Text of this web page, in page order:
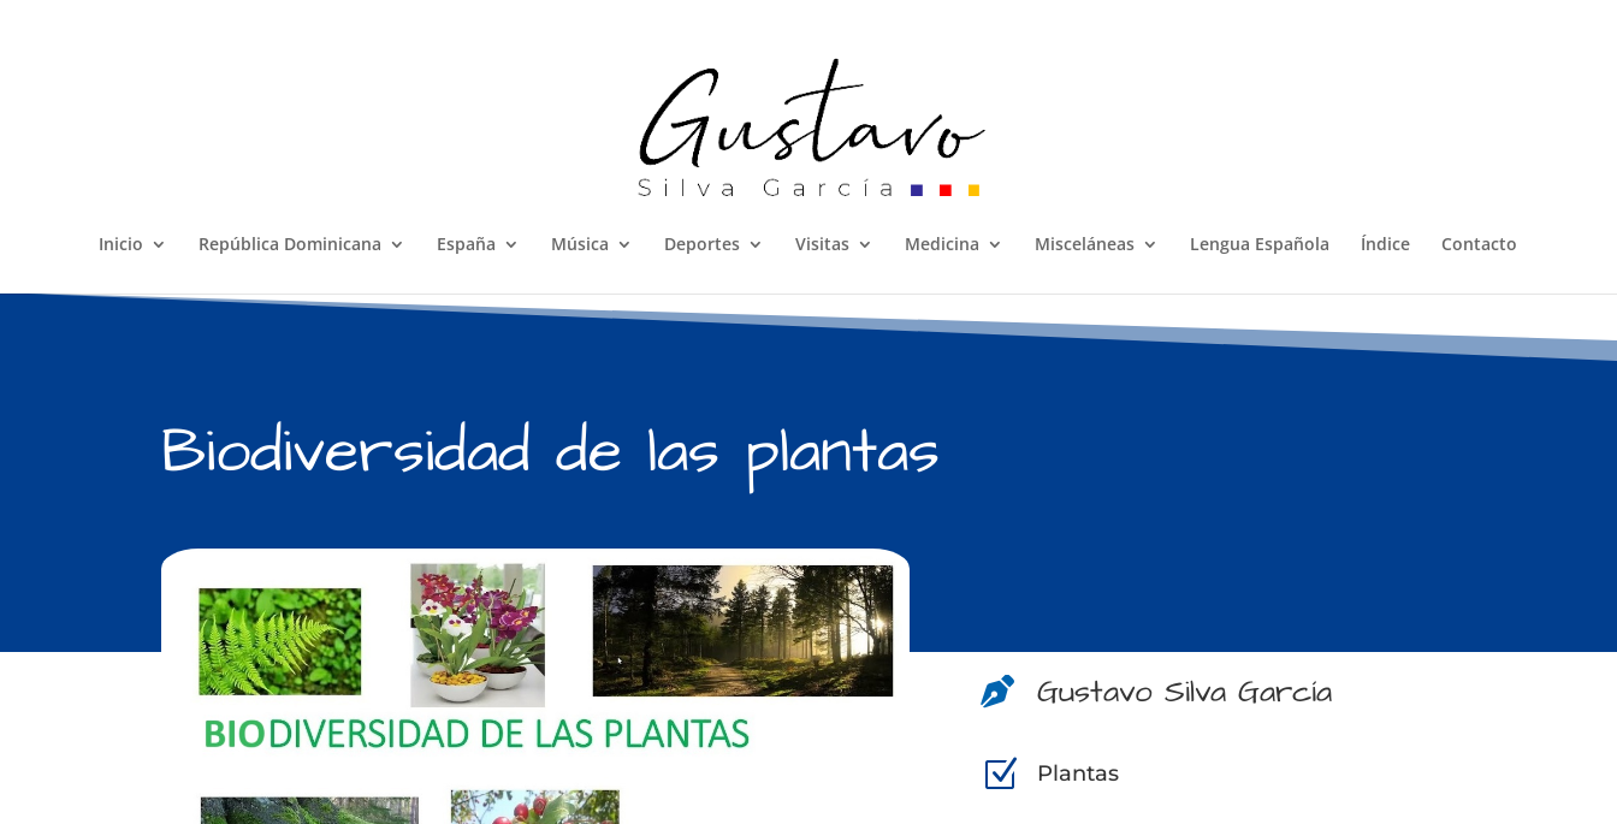
Inicio República Dominicana España Música Deportes Visitas Medicina Misceláneas Lengua Española Índice Contacto
Biodiversidad de las plantas
 Gustavo Silva García
Z Plantas